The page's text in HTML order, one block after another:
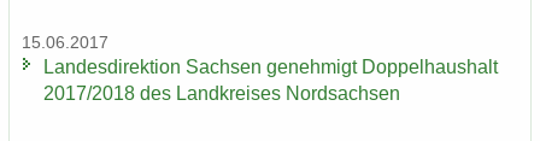
15.06.2017
Lan­des­di­rek­ti­on Sach­sen ge­neh­migt Dop­pel­haus­halt
2017/2018 des Land­krei­ses Nord­sach­sen